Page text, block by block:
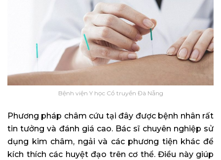
Bệnh viện Y học Cổ truyền Đà Nẵng
Phương pháp châm cứu tại đây được bệnh nhân rất
tin tưởng và đánh giá cao. Bác sĩ chuyên nghiệp sử
dụng kim châm, ngải và các phương tiện khác để
kích thích các huyệt đạo trên cơ thể. Điều này giúp